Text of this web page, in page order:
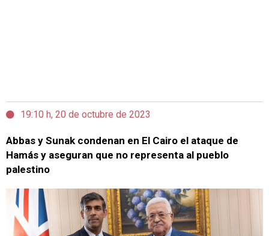
19:10 h, 20 de octubre de 2023
Abbas y Sunak condenan en El Cairo el ataque de
Hamás y aseguran que no representa al pueblo
palestino